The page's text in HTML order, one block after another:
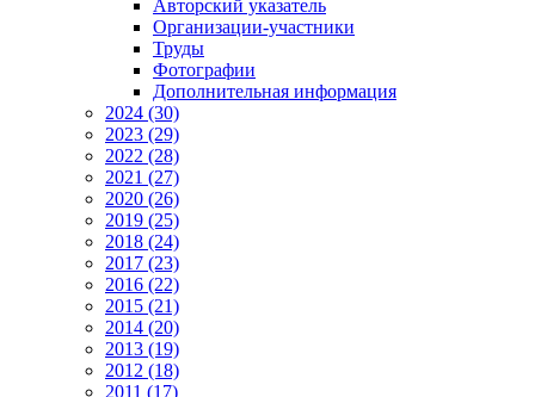
Авторский указатель
Организации-участники
Труды
Фотографии
Дополнительная информация
2024 (30)
2023 (29)
2022 (28)
2021 (27)
2020 (26)
2019 (25)
2018 (24)
2017 (23)
2016 (22)
2015 (21)
2014 (20)
2013 (19)
2012 (18)
2011 (17)